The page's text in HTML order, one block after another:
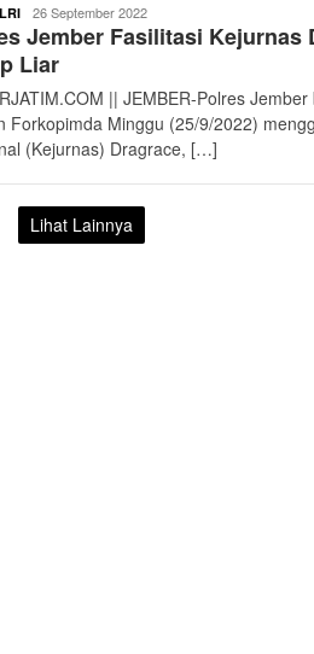
ardy26 September 2022
Jember Fasilitasi Kejurnas
Liar
|| JEMBER-Polres
Forkopimda Minggu (25/9/2022)
(Kejurnas) Dragrace, […]
Lihat Lainnya